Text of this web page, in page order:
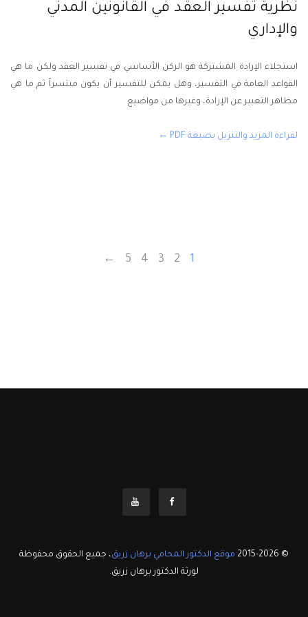
نظرية تفسير العقد في القانونين المدني
والإداري
استجلاء الإرادة المشتركة هو الركن الأساسي في تفسير العقد ولكن ما هي
القواعد العامة في التفسير، وهل يمكن للتفسير أن يكون مبتسراً ثم ما هي
مظاهر التعبير عن الإرادة، وغيرها من مواضيع
لقراءة المزيد والتنزيل بصيغة PDF ←
1
2
3
4
5
←
© 2015-2026 موقع الدكتور المحامي برهان زريق، جميع الحقوق محفوظة
لورثة الدكتور برهان زريق.